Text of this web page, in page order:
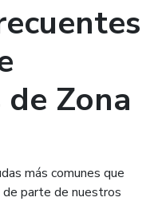
de Zona
más comunes que
de parte de nuestros